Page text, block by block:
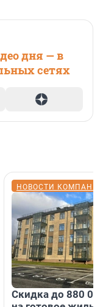
дня — в
сетях
НОВОСТИ
Скидка до 880